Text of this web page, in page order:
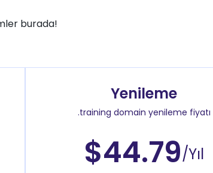
burada!
Yenileme
.training domain yenileme fiyatı
$44.79/Yıl